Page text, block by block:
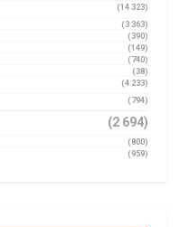
(14 323)
(3 363)
(390)
(149)
(740)
(38)
(4 233)
(794)
(2 694)
(800)
(959)